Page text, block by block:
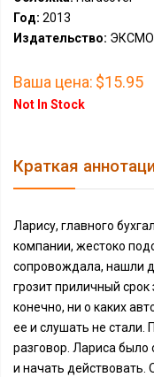
Год: 2013
Издательство: ЭКСМО,
Ваша цена: $15.95
Not In Stock
Краткая
Ларису, главного
компании, жестоко
сопровождала, нашли
грозит приличный
конечно, ни о каких
ее и слушать не стали.
разговор. Лариса было
и начать действовать.